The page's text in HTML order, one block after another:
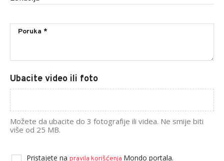
Ubacite video ili foto
Možete da ubacite do 3 fotografije ili videa. Ne smije biti
više od 25 MB.
Pristajete na pravila korišćenja Mondo portala.